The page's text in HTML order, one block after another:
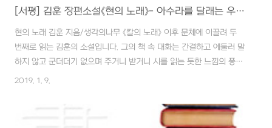
[서평] 김훈 장편소설《현의 노래》- 아수라를 달래는 우륵의 소리
현의 노래 김훈 지음/생각의나무 《칼의 노래》 이후 문체에 이끌려 두
번째로 읽는 김훈의 소설입니다. 그의 책 속 대화는 간결하고 에둘러 말
하지 않고 군더더기 없으며 주거니 받거니 시를 읽는 듯한 느낌의 풍경
의 묘사는 읽는 재미를 더합니다. 우륵의 소리와 함께 사라져가는 가야
다만, 죽음을 앞둔 왕의 생리현상을 비롯한 굳이 몇 개쯤은 빠뜨려도 될
법한 처참한 풍경까지 낱낱이 보여주는 세심함이 독자로 하여금 암울함
2019. 1. 9.